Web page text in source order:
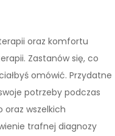
oraz komfortu
Zastanów się, co
omówić. Przydatne
potrzeby podczas
wszelkich
trafnej diagnozy